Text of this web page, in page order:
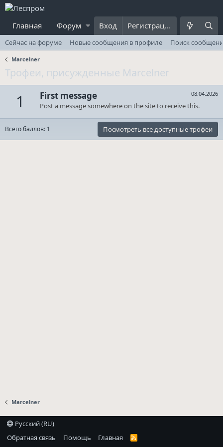
Главная Форум Что нового Пользователи
Вход Регистрация
Сейчас на форуме Новые сообщения в профиле Поиск
Marcelner
Трофеи, присужденные Marcelner
1 08.04.2026
First message
Post a message somewhere on the site to receive this.
Всего баллов: 1 Посмотреть все доступные трофеи
Marcelner
Русский (RU)
Обратная связь
Помощь Главная
R